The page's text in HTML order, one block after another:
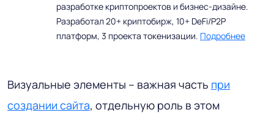
разработке криптопроектов и бизнес-дизайне.
Разработал 20+ криптобирж, 10+ DeFi/P2P
платформ, 3 проекта токенизации. Подробнее
Визуальные элементы – важная часть при
создании сайта, отдельную роль в этом